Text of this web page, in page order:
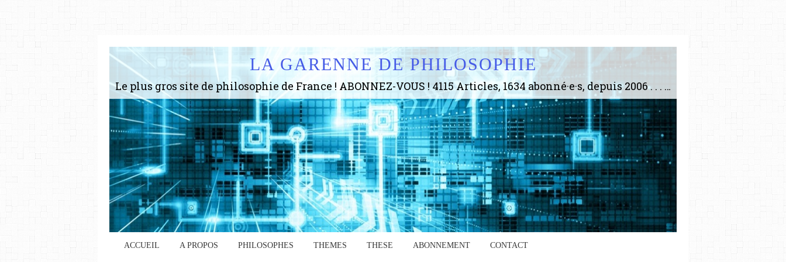
LA GARENNE DE PHILOSOPHIE
Le plus gros site de philosophie de France ! ABONNEZ-VOUS ! 4115 Articles, 1634 abonné·e·s, depuis 2006 . . . . . . . . 2 852 214 pages vues jusqu'à présent. Prestance et être apte à un plus grand nombre de choses.
ACCUEIL A PROPOS PHILOSOPHES THEMES THESE ABONNEMENT CONTACT